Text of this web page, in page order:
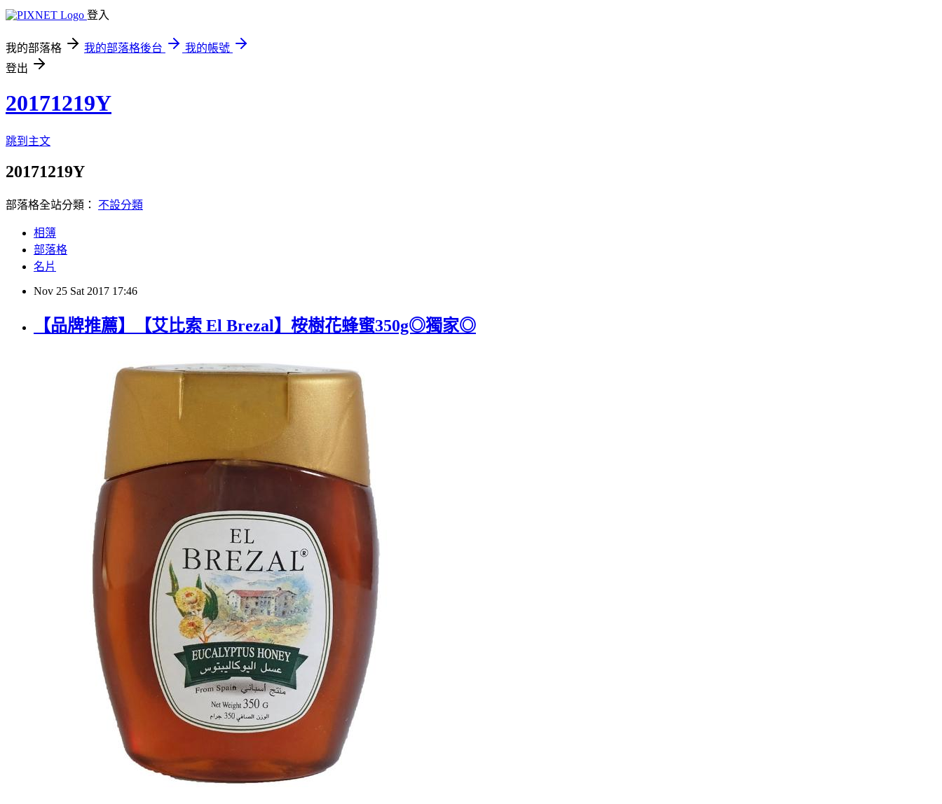
登入
我的部落格 我的部落格後台
我的帳號
登出
20171219Y
跳到主文
20171219Y
部落格全站分類： 不設分類
相簿
部落格
名片
Nov 25 Sat 2017 17:46
【品牌推薦】【艾比索 El Brezal】桉樹花蜂蜜350g◎獨家◎